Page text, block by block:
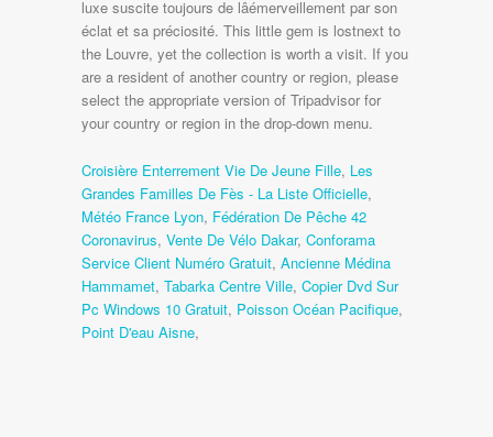
Croisière Enterrement Vie De Jeune Fille, Les
Grandes Familles De Fès - La Liste Officielle,
Météo France Lyon, Fédération De Pêche 42
Coronavirus, Vente De Vélo Dakar, Conforama
Service Client Numéro Gratuit, Ancienne Médina
Hammamet, Tabarka Centre Ville, Copier Dvd Sur
Pc Windows 10 Gratuit, Poisson Océan Pacifique,
Point D'eau Aisne,